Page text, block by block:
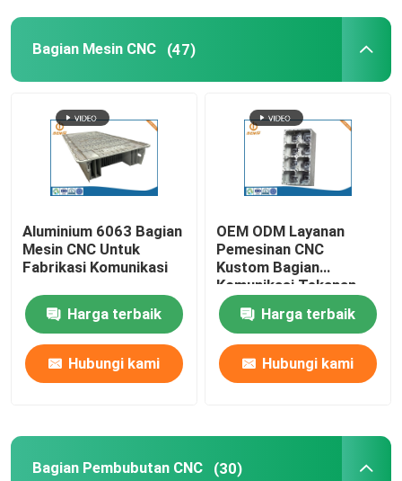
Bagian Mesin CNC (47)
Aluminium 6063 Bagian
Mesin CNC Untuk
Fabrikasi Komunikasi
Harga terbaik
Hubungi kami
OEM ODM Layanan
Pemesinan CNC
Kustom Bagian
Komunikasi Tekanan
Tinggi
Harga terbaik
Hubungi kami
Bagian Pembubutan CNC (30)